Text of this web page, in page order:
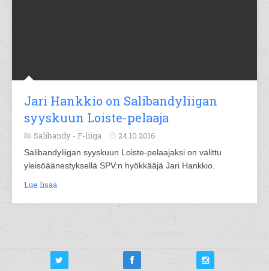
Jari Hankkio on Salibandyliigan
syyskuun Loiste-pelaaja
Salibandy - F-liiga 24.10.2016
Salibandyliigan syyskuun Loiste-pelaajaksi on valittu
yleisöäänestyksellä SPV:n hyökkääjä Jari Hankkio.
Lue lisää